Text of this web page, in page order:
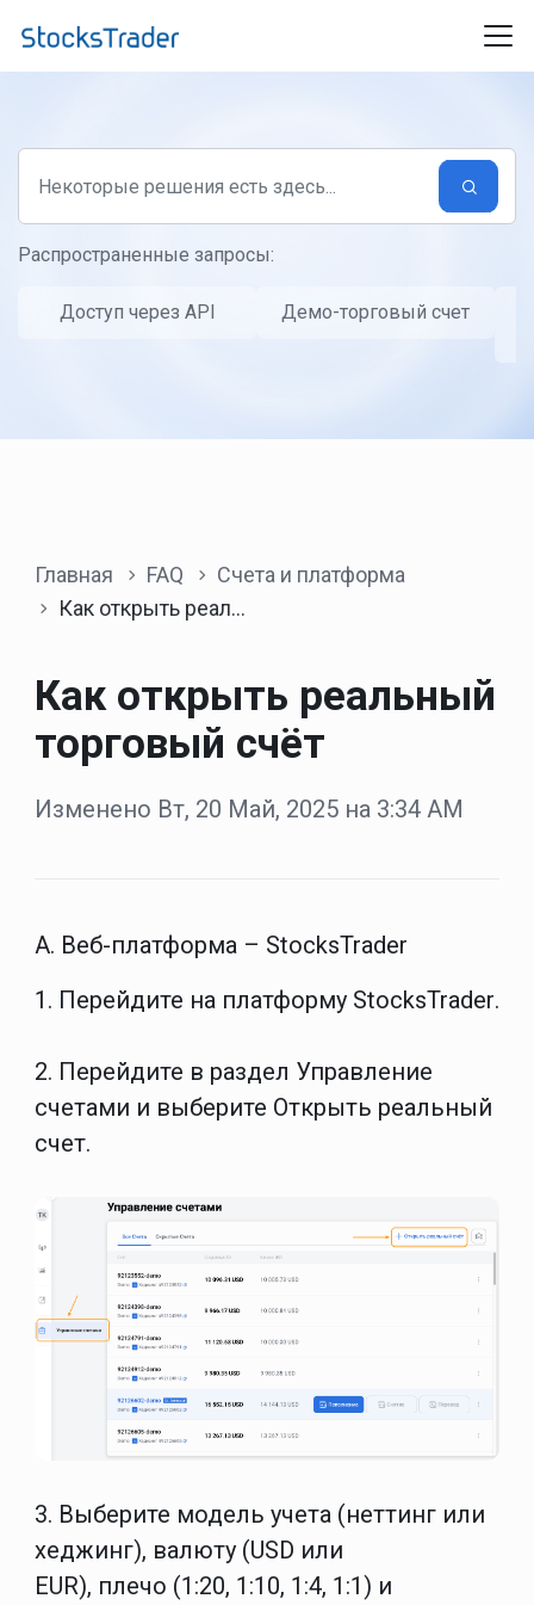
Распространенные запросы:
Доступ через API
Демо-торговый счет
Главная FAQ
Счета и платформа
Как открыть реальный торговый счёт
Как открыть реальный
торговый счёт
Изменено Вт, 20 Май, 2025 на 3:34 AM
A. Веб-платформа – StocksTrader
1. Перейдите на платформу StocksTrader.
2. Перейдите в раздел Управление
счетами и выберите Открыть реальный
счет.
3. Выберите модель учета(неттинг или
хеджинг), валюту(USD или
EUR), плечо (1:20, 1:10, 1:4, 1:1) и